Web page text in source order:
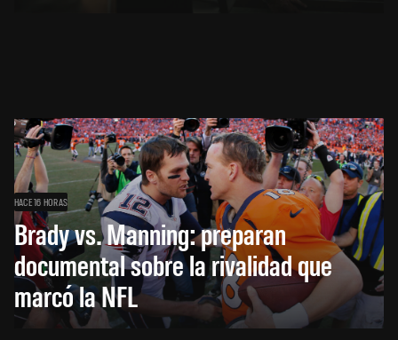
HACE 16 HORAS
Brady vs. Manning: preparan
documental sobre la rivalidad que
marcó la NFL